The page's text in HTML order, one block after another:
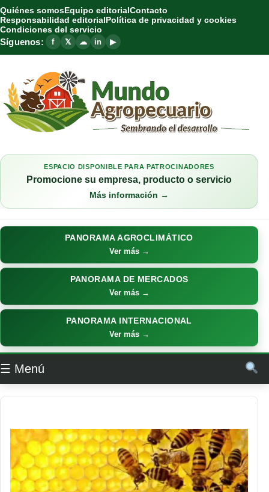
Quiénes somosEquipo editorialContacto
Responsabilidad editorialPolítica de privacidad y cookies
Condiciones del servicio
Síguenos: f 𝕏 ☁ in ▶
ESPACIO DISPONIBLE PARA PATROCINADORES
Promocione su empresa, producto o servicio
Más información →
PANORAMA AGROCLIMÁTICO
Ver más →
PANORAMA DE MERCADOS
Ver más →
PANORAMA INTERNACIONAL
Ver más →
☰ Menú